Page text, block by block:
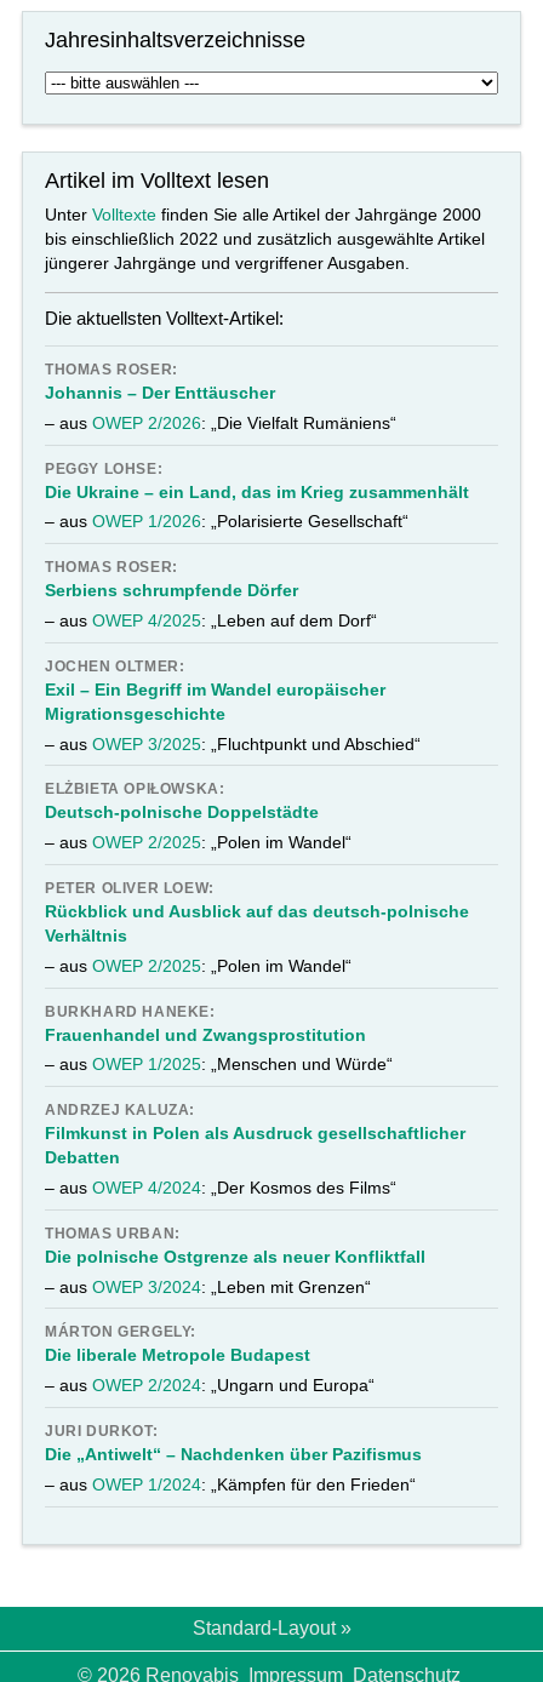
Jahresinhaltsverzeichnisse
Artikel im Volltext lesen
UnterVolltexte finden Sie alle Artikel der Jahrgänge 2000
bis einschließlich 2022 und zusätzlich ausgewählte Artikel
jüngerer Jahrgänge und vergriffener Ausgaben.
Die aktuellsten Volltext-Artikel:
THOMAS ROSER:
Johannis – Der Enttäuscher
– ausOWEP 2/2026: „Die Vielfalt Rumäniens“
PEGGY LOHSE:
Die Ukraine – ein Land, das im Krieg zusammenhält
– ausOWEP 1/2026: „Polarisierte Gesellschaft“
THOMAS ROSER:
Serbiens schrumpfende Dörfer
– ausOWEP 4/2025: „Leben auf dem Dorf“
JOCHEN OLTMER:
Exil – Ein Begriff im Wandel europäischer
Migrationsgeschichte
– ausOWEP 3/2025: „Fluchtpunkt und Abschied“
ELŻBIETA OPIŁOWSKA:
Deutsch-polnische Doppelstädte
– ausOWEP 2/2025: „Polen im Wandel“
PETER OLIVER LOEW:
Rückblick und Ausblick auf das deutsch-polnische
Verhältnis
– ausOWEP 2/2025: „Polen im Wandel“
BURKHARD HANEKE:
Frauenhandel und Zwangsprostitution
– ausOWEP 1/2025: „Menschen und Würde“
ANDRZEJ KALUZA:
Filmkunst in Polen als Ausdruck gesellschaftlicher
Debatten
– ausOWEP 4/2024: „Der Kosmos des Films“
THOMAS URBAN:
Die polnische Ostgrenze als neuer Konfliktfall
– ausOWEP 3/2024: „Leben mit Grenzen“
MÁRTON GERGELY:
Die liberale Metropole Budapest
– ausOWEP 2/2024: „Ungarn und Europa“
JURI DURKOT:
Die „Antiwelt“ – Nachdenken über Pazifismus
– ausOWEP 1/2024: „Kämpfen für den Frieden“
Standard-Layout »
© 2026 Renovabis Impressum Datenschutz